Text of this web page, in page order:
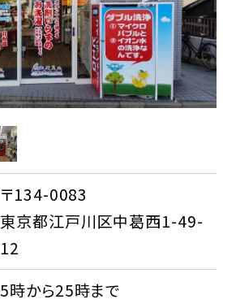
FCオーナー募集中
〒134-0083
東京都江戸川区中葛西1-49-
12
5時から25時まで